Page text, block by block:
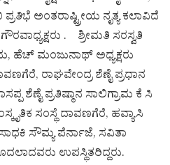
ಅಂತರಾಷ್ಟ್ರೀಯ ನೃತ್ಯ ಕಲಾವಿದೆ
. ಶ್ರೀಮತಿ ಸರಸ್ವತಿ
ಹೆಚ್ ಮಂಜುನಾಥ್ ಅಧ್ಯಕ್ಷರು
ರಾಘವೇಂದ್ರ ಶೆಣೈ ಪ್ರಧಾನ
ಶೆಣೈ ಪ್ರತಿಷ್ಠಾನ ಸಾಲಿಗ್ರಾಮ ಕೆ ಸಿ
ಸಂಸ್ಥೆ ದಾವಣಗೆರೆ, ಹವ್ಯಾಸಿ
ಸೌಮ್ಯ ಪೆರ್ನಾಜೆ, ಸವಿತಾ
ಉಪಸ್ಥಿತರಿದ್ದರು.